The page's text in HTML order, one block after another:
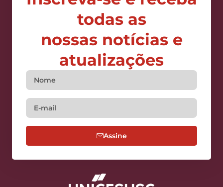
todas as
nossas notícias e
atualizações
Assine